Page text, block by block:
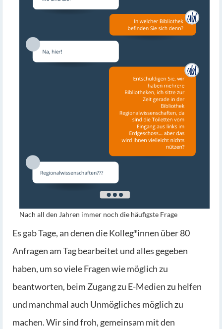
Nach all den Jahren immer noch die häufigste Frage
Es gab Tage, an denen die Kolleg*innen über 80
Anfragen am Tag bearbeitet und alles gegeben
haben, um so viele Fragen wie möglich zu
beantworten, beim Zugang zu E-Medien zu helfen
und manchmal auch Unmögliches möglich zu
machen. Wir sind froh, gemeinsam mit den